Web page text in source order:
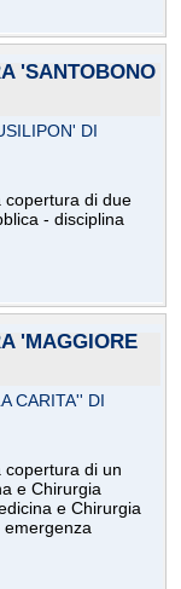
'SANTOBONO
DI
copertura di due
- disciplina
'MAGGIORE
CARITA'' DI
copertura di un
e Chirurgia
e Chirurgia